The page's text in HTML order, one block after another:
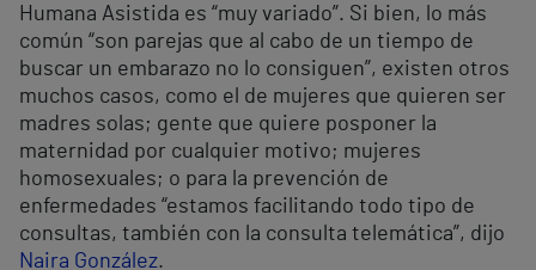
Humana Asistida es “muy variado”. Si bien, lo más
común “son parejas que al cabo de un tiempo de
buscar un embarazo no lo consiguen”, existen otros
muchos casos, como el de mujeres que quieren ser
madres solas; gente que quiere posponer la
maternidad por cualquier motivo; mujeres
homosexuales; o para la prevención de
enfermedades “estamos facilitando todo tipo de
consultas, también con la consulta telemática”, dijo
Naira González.